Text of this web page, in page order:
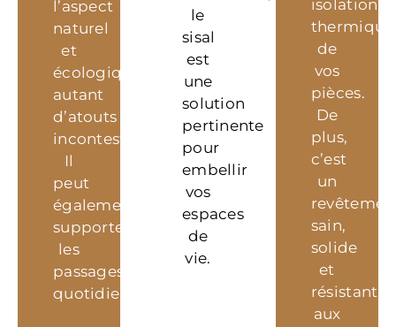
l’aspect
naturel
et
écologique,
autant
d’atouts
incontestables.
Il
peut
également
supporter
les
passages
quotidiens.
le
sisal
est
une
solution
pertinente
pour
embellir
vos
espaces
de
vie.
isolation
thermique
de
vos
pièces.
De
plus,
c’est
un
sain,
solide
et
résistant
aux